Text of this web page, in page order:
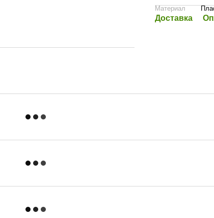
Материал
Доставка